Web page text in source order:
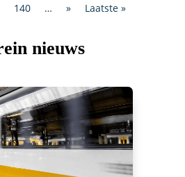
140 … » Laatste »
nieuws